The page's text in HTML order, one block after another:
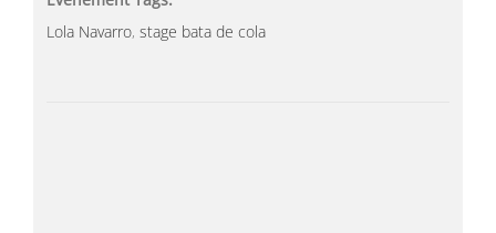
Lola Navarro, stage bata de cola